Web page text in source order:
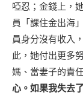
啞忍；金錢上，
員「課住金出海
員身分沒有收入
此，她付出更多
媽、當妻子的責
心。如果我失去